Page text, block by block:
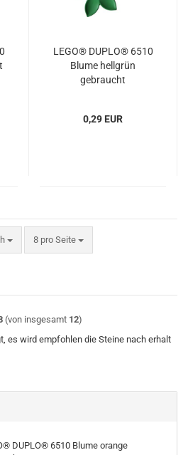
LEGO® DUPLO® 6510
Blume hellgrün
gebraucht
0,29 EUR
8 pro Seite
pro Seite
(von insgesamt 12)
es wird empfohlen die Steine nach erhalt
DUPLO® 6510 Blume orange